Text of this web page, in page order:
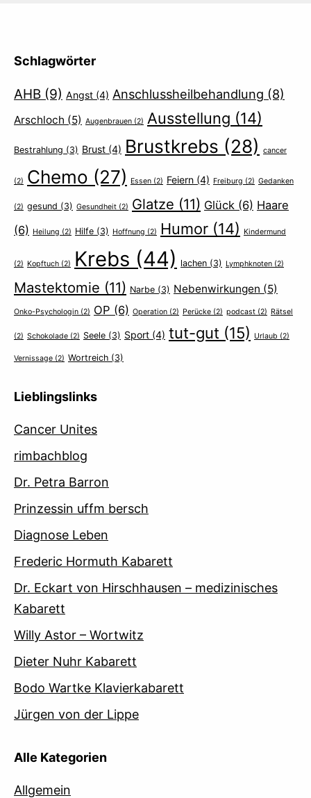
Schlagwörter
AHB (9) Angst (4) Anschlussheilbehandlung (8)
Arschloch (5) Augenbrauen (2) Ausstellung (14)
Bestrahlung (3) Brust (4) Brustkrebs (28) cancer
(2) Chemo (27) Essen (2) Feiern (4) Freiburg (2) Gedanken
(2) gesund (3) Gesundheit (2) Glatze (11) Glück (6) Haare
(6) Heilung (2) Hilfe (3) Hoffnung (2) Humor (14) Kindermund
(2) Kopftuch (2) Krebs (44) lachen (3) Lymphknoten (2)
Mastektomie (11) Narbe (3) Nebenwirkungen (5)
Onko-Psychologin (2) OP (6) Operation (2) Perücke (2) podcast (2) Rätsel
(2) Schokolade (2) Seele (3) Sport (4) tut-gut (15) Urlaub (2)
Vernissage (2) Wortreich (3)
Lieblingslinks
Cancer Unites
rimbachblog
Dr. Petra Barron
Prinzessin uffm bersch
Diagnose Leben
Frederic Hormuth Kabarett
Dr. Eckart von Hirschhausen – medizinisches
Kabarett
Willy Astor – Wortwitz
Dieter Nuhr Kabarett
Bodo Wartke Klavierkabarett
Jürgen von der Lippe
Alle Kategorien
Allgemein